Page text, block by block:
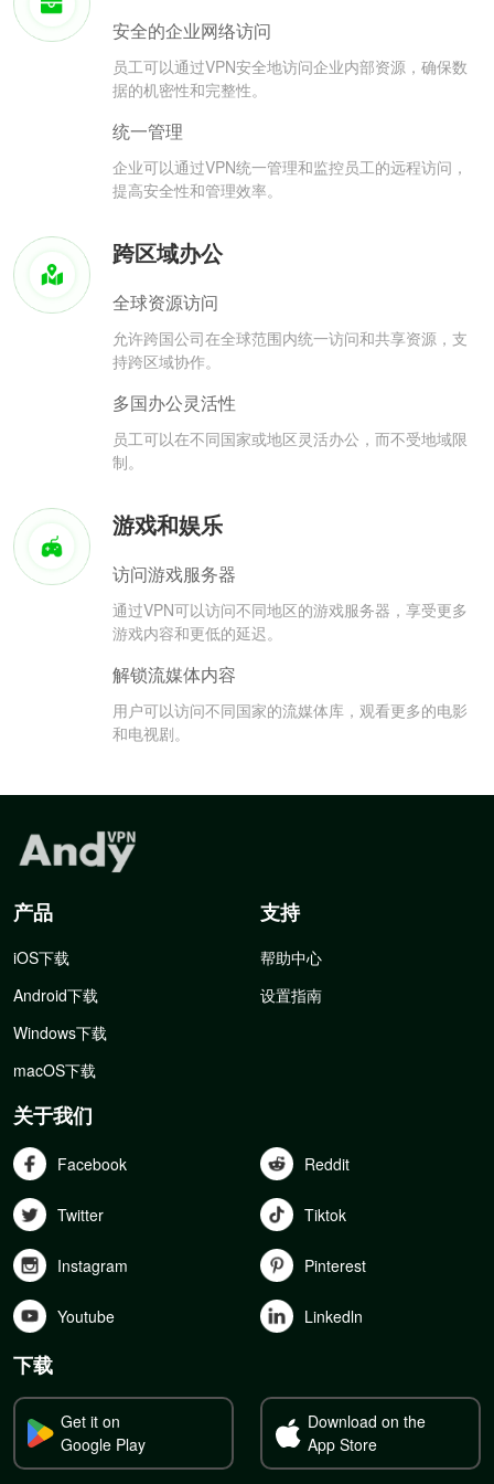
安全的企业网络访问
员工可以通过VPN安全地访问企业内部资源，确保数
据的机密性和完整性。
统一管理
企业可以通过VPN统一管理和监控员工的远程访问，
提高安全性和管理效率。
跨区域办公
全球资源访问
允许跨国公司在全球范围内统一访问和共享资源，支
持跨区域协作。
多国办公灵活性
员工可以在不同国家或地区灵活办公，而不受地域限
制。
游戏和娱乐
访问游戏服务器
通过VPN可以访问不同地区的游戏服务器，享受更多
游戏内容和更低的延迟。
解锁流媒体内容
用户可以访问不同国家的流媒体库，观看更多的电影
和电视剧。
产品
iOS下载
Android下载
Windows下载
macOS下载
支持
帮助中心
设置指南
关于我们
Facebook Reddit
Twitter Tiktok
Instagram Pinterest
Youtube Linkedln
下载
Get it on
Google Play
Download on the
App Store